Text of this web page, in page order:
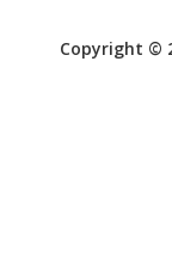
Copyright ©